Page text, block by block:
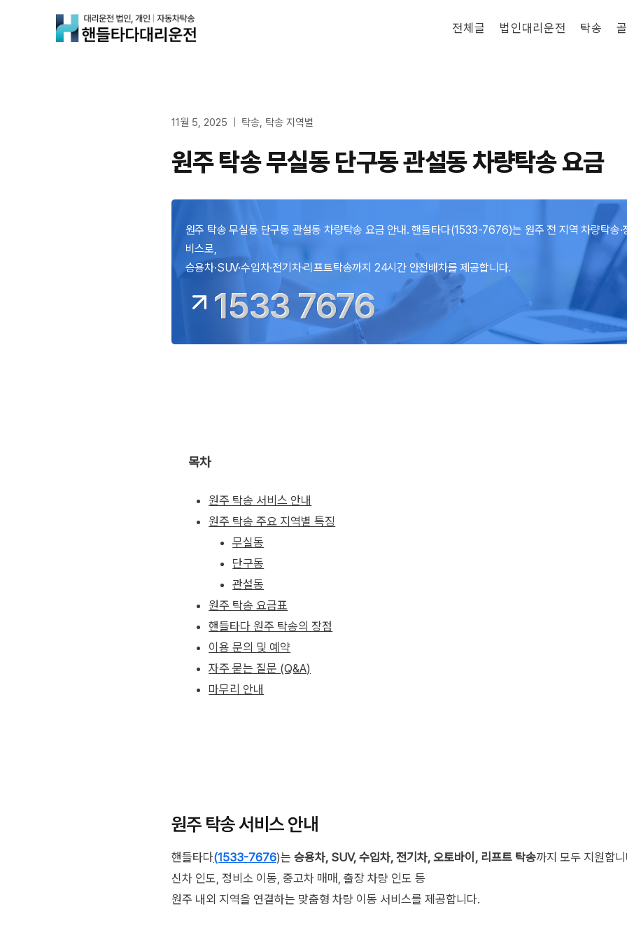
전체글 법인대리운전 탁송
11월 5, 2025 탁송, 탁송 지역별
원주 탁송 무실동 단구동 관설동 차량탁송 요금
원주 탁송 무실동 단구동 관설동 차량탁송 요금 안내. 핸들타다(1533-7676)는 원주 전 지역 차량탁송·
비스로,
승용차·SUV·수입차·전기차·리프트탁송까지 24시간 안전배차를 제공합니다.
1533 7676
목차
원주 탁송 서비스 안내
원주 탁송 주요 지역별 특징
무실동
단구동
관설동
원주 탁송 요금표
핸들타다 원주 탁송의 장점
이용 문의 및 예약
자주 묻는 질문 (Q&A)
마무리 안내
원주 탁송 서비스 안내
핸들타다(1533-7676)는 승용차, SUV, 수입차, 전기차, 오토바이, 리프트 탁송까지 모두 지원합
신차 인도, 정비소 이동, 중고차 매매, 출장 차량 인도 등
원주 내외 지역을 연결하는 맞춤형 차량 이동 서비스를 제공합니다.